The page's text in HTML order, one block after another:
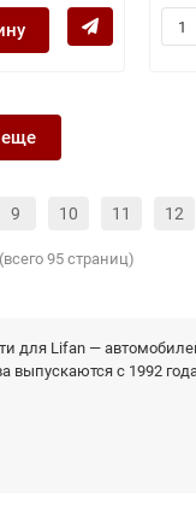
еще
9 10 11 12
95 страниц)
для Lifan —
выпускаются с 1992